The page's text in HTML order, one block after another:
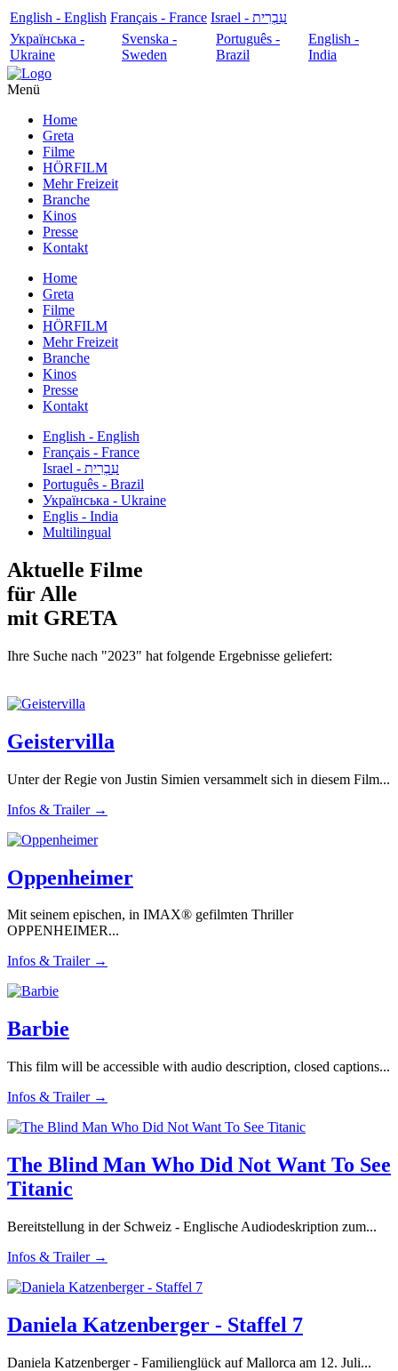
English - English Français - France
עִבְרִית - Israel
Українська -
Ukraine
Svenska -
Sweden
Português -
Brazil
English -
India
Menü
Home
Greta
Filme
HÖRFILM
Mehr Freizeit
Branche
Kinos
Presse
Kontakt
Home
Greta
Filme
HÖRFILM
Mehr Freizeit
Branche
Kinos
Presse
Kontakt
English - English
Français - France
עִבְרִית - Israel
Português - Brazil
Українська - Ukraine
Englis - India
Multilingual
Aktuelle Filme
für Alle
mit GRETA
Ihre Suche nach "2023" hat folgende Ergebnisse geliefert:
Geistervilla
Unter der Regie von Justin Simien versammelt sich in diesem Film...
Infos & Trailer →
Oppenheimer
Mit seinem epischen, in IMAX® gefilmten Thriller
OPPENHEIMER...
Infos & Trailer →
Barbie
This film will be accessible with audio description, closed captions...
Infos & Trailer →
The Blind Man Who Did Not Want To See
Titanic
Bereitstellung in der Schweiz - Englische Audiodeskription zum...
Infos & Trailer →
Daniela Katzenberger - Staffel 7
Daniela Katzenberger - Familienglück auf Mallorca am 12. Juli...